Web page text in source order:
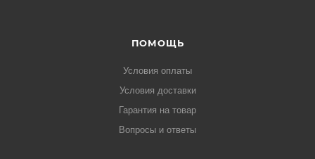
ПОМОЩЬ
Условия оплаты
Условия доставки
Гарантия на товар
Вопросы и ответы